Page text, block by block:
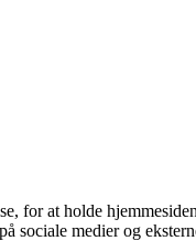
for at holde
sociale medier og